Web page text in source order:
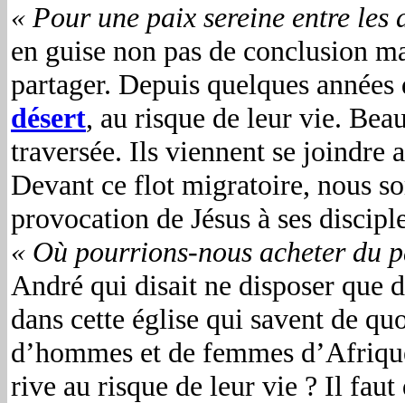
« Pour une paix sereine entre les
en guise non pas de conclusion
partager. Depuis quelques
désert, au risque de leur vie.
traversée. Ils viennent se joindre
Devant ce flot migratoire, nous
provocation de Jésus à ses
« Où pourrions-nous acheter du
André qui disait ne disposer que
dans cette église qui savent de
d’hommes et de femmes
rive au risque de leur vie ? Il